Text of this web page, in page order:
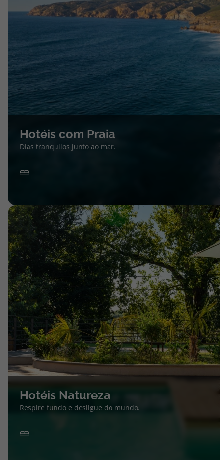
Hotéis com Praia
Dias tranquilos junto ao mar.
Hotéis Natureza
Respire fundo e desligue do mundo.